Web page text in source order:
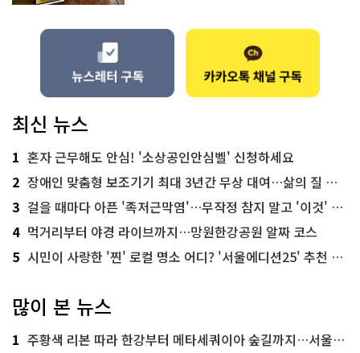
최신 뉴스
1 혼자 근무해도 안심! '소상공인안심벨' 신청하세요
2 장애인 맞춤형 보조기기 최대 3년간 무상 대여…삶의 질 높인다
3 걸을 때마다 아픈 '족저근막염'…무작정 참지 말고 '이것' 해보세요!
4 먹거리부터 야경 라이브까지…망원한강공원 알짜 코스
5 시민이 사랑한 '찐' 로컬 명소 어디? '서울에디션25' 추천 코스
많이 본 뉴스
1 주황색 리본 따라 한강부터 메타세쿼이아 숲길까지…서울둘레길 15코스